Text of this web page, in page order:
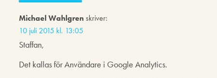
Michael Wahlgrenskriver:
10 juli 2015 kl. 13:05
Staffan,
Det kallas för Användare i Google Analytics.